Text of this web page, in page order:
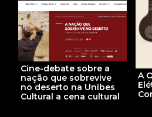
A
Cine-debate sobre a
nação que sobrevive
no deserto na Unibes
Cultural a cena cultural